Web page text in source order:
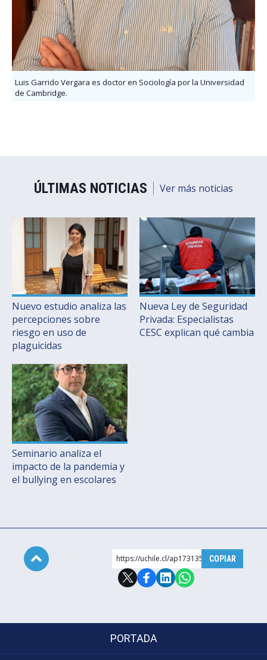
Luis Garrido Vergara es doctor en Sociología por la Universidad
de Cambridge.
ÚLTIMAS NOTICIAS Ver más noticias
Nuevo estudio analiza las
percepciones sobre
riesgo en uso de
plaguicidas
Nueva Ley de Seguridad
Privada: Especialistas
CESC explican qué cambia
Seminario analiza el
impacto de la pandemia y
el bullying en escolares
https://uchile.cl/ap173135 COPIAR
PORTADA